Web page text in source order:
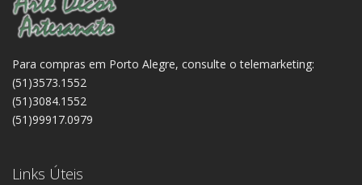
Para compras em Porto Alegre, consulte o telemarketing:
(51)3573.1552
(51)3084.1552
(51)99917.0979
Links Úteis